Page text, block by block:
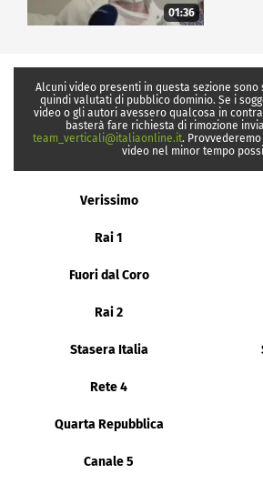
01:36
Alcuni video presenti in questa sezione
quindi valutati di pubblico dominio. Se i
video o gli autori avessero qualcosa in
basterà fare richiesta di rimozione
team_verticali@italiaonline.it.
video nel minor tempo
Verissimo
Rai 1
Fuori dal Coro
Rai 2
Stasera Italia
Rete 4
Quarta Repubblica
Canale 5